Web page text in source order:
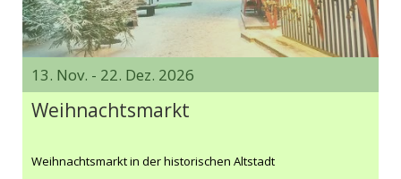
13. Nov. - 22. Dez. 2026
Weihnachtsmarkt
Weihnachtsmarkt in der historischen Altstadt